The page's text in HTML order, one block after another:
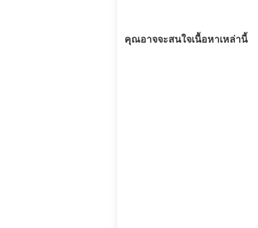
คุณอาจจะสนใจเนื้อหาเหล่านี้